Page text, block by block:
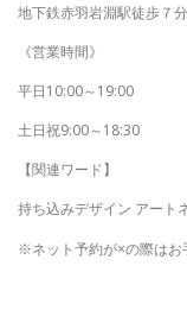
地下鉄赤羽岩淵駅徒歩７分
《営業時間》
平日10:00～19:00
土日祝9:00～18:30
【関連ワード】
持ち込みデザイン アート
※ネット予約が×の際はお